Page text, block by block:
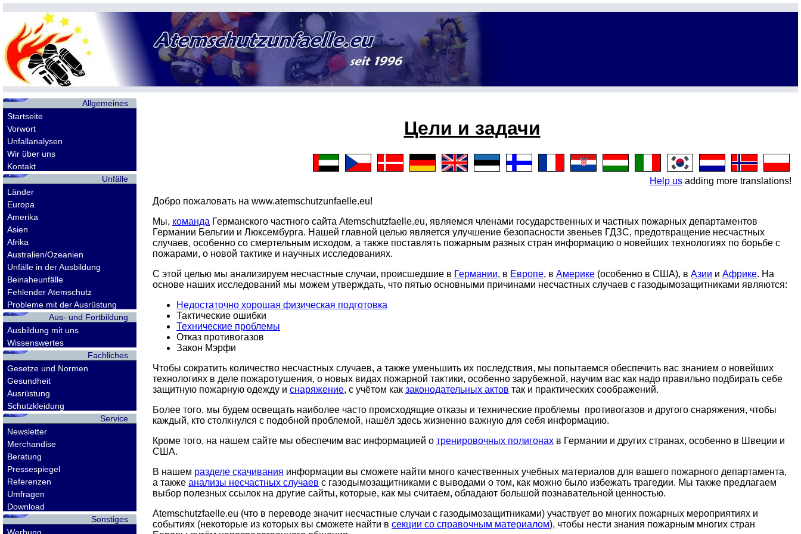
Allgemeines
Startseite
Vorwort
Unfallanalysen
Wir über uns
Kontakt
Unfälle
Länder
Europa
Amerika
Asien
Afrika
Australien/Ozeanien
Unfälle in der Ausbildung
Beinaheunfälle
Fehlender Atemschutz
Probleme mit der Ausrüstung
Aus- und Fortbildung
Ausbildung mit uns
Wissenswertes
Fachliches
Gesetze und Normen
Gesundheit
Ausrüstung
Schutzkleidung
Service
Newsletter
Merchandise
Beratung
Pressespiegel
Referenzen
Umfragen
Download
Sonstiges
Цели и задачи
Help us adding more translations!
Добро пожаловать на www.atemschutzunfaelle.eu!
Мы, команда Германского частного сайта Atemschutzfaelle.eu, являемся членами государственных и частных пожарных департаментов
Германии Бельгии и Люксембурга. Нашей главной целью является улучшение безопасности звеньев ГДЗС, предотвращение несчастных
случаев, особенно со смертельным исходом, а также поставлять пожарным разных стран информацию о новейших технологиях по борьбе с
пожарами, о новой тактике и научных исследованиях.
С этой целью мы анализируем несчастные случаи, происшедшие в Германии, в Европе, в Америке (особенно в США), в Азии и Африке. На
основе наших исследований мы можем утверждать, что пятью основными причинами несчастных случаев с газодымозащитниками являются:
Недостаточно хорошая физическая подготовка
Тактические ошибки
Технические проблемы
Отказ противогазов
Закон Мэрфи
Чтобы сократить количество несчастных случаев, а также уменьшить их последствия, мы попытаемся обеспечить вас знанием о новейших
технологиях в деле пожаротушения, о новых видах пожарной тактики, особенно зарубежной, научим вас как надо правильно подбирать себе
защитную пожарную одежду и снаряжение, с учётом как законодательных актов так и практических соображений.
Более того, мы будем освещать наиболее часто происходящие отказы и технические проблемы противогазов и другого снаряжения, чтобы
каждый, кто столкнулся с подобной проблемой, нашёл здесь жизненно важную для себя информацию.
Кроме того, на нашем сайте мы обеспечим вас информацией о тренировочных полигонах в Германии и других странах, особенно в Швеции и
США.
В нашем разделе скачивания информации вы сможете найти много качественных учебных материалов для вашего пожарного департамента,
а также анализы несчастных случаев с газодымозащитниками с выводами о том, как можно было избежать трагедии. Мы также предлагаем
выбор полезных ссылок на другие сайты, которые, как мы считаем, обладают большой познавательной ценностью.
Atemschutzfaelle.eu (что в переводе значит несчастные случаи с газодымозащитниками) участвует во многих пожарных мероприятиях и
событиях (некоторые из которых вы сможете найти в секции со справочным материалом), чтобы нести знания пожарным многих стран